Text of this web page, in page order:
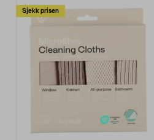
Sjekk prisen